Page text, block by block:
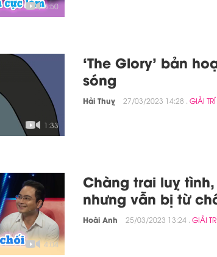
3:50
1:33
‘The Glory’ bản
sóng
Hải Thuỵ 27/03/2023 14:28 . GIẢI TRÍ
4:04
Chàng trai luỵ
nhưng vẫn bị từ
Hoài Anh 25/03/2023 13:24 . GIẢI